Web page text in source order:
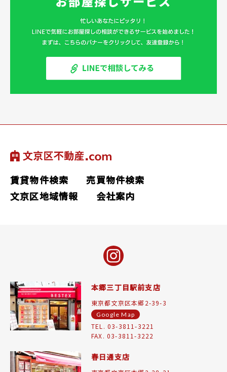
賃貸物件検索
売買物件検索
文京区地域情報
会社案内
本郷三丁目駅前支店
東京都文京区本郷2-39-3
Google Map
TEL. 03-3811-3221
FAX. 03-3811-3222
春日通支店